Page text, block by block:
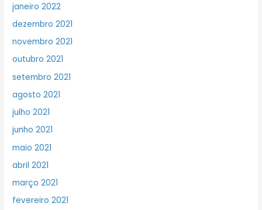
janeiro 2022
dezembro 2021
novembro 2021
outubro 2021
setembro 2021
agosto 2021
julho 2021
junho 2021
maio 2021
abril 2021
março 2021
fevereiro 2021